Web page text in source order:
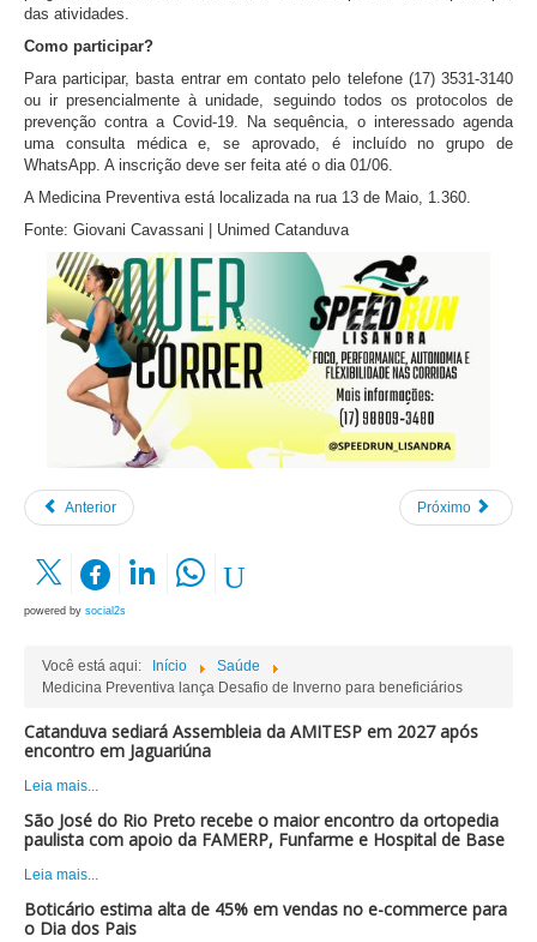
das atividades.
Como participar?
Para participar, basta entrar em contato pelo telefone (17) 3531-3140
ou ir presencialmente à unidade, seguindo todos os protocolos de
prevenção contra a Covid-19. Na sequência, o interessado agenda
uma consulta médica e, se aprovado, é incluído no grupo de
WhatsApp. A inscrição deve ser feita até o dia 01/06.
A Medicina Preventiva está localizada na rua 13 de Maio, 1.360.
Fonte: Giovani Cavassani | Unimed Catanduva
Anterior Próximo
powered by social2s
Você está aqui: Início
Saúde
Medicina Preventiva lança Desafio de Inverno para beneficiários
Catanduva sediará Assembleia da AMITESP em 2027 após
encontro em Jaguariúna
Leia mais...
São José do Rio Preto recebe o maior encontro da ortopedia
paulista com apoio da FAMERP, Funfarme e Hospital de Base
Leia mais...
Boticário estima alta de 45% em vendas no e-commerce para
o Dia dos Pais